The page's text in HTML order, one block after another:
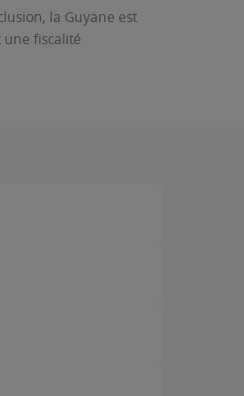
la Guyane est
fiscalité